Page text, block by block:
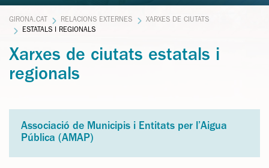
GIRONA.CAT RELACIONS EXTERNES
XARXES DE CIUTATS
ESTATALS I REGIONALS
Xarxes de ciutats estatals i
regionals
Associació de Municipis i Entitats per l’Aigua
Pública (AMAP)